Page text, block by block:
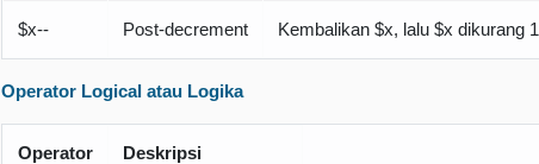
$x-- Post-decrement Kembalikan $x, lalu $x dikurang 1
Operator Logical atau Logika
Operator Deskripsi